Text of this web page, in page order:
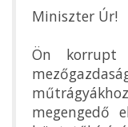
Miniszter Úr!
Ön korrupt
megengedő